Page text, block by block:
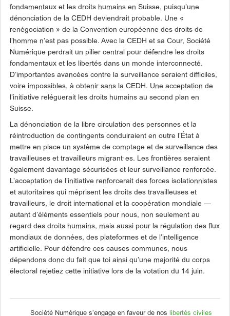
fondamentaux et les droits humains en Suisse, puisqu’une
dénonciation de la CEDH deviendrait probable. Une «
renégociation » de la Convention européenne des droits de
l’homme n’est pas possible. Avec la CEDH et sa Cour, Société
Numérique perdrait un pilier central pour défendre les droits
fondamentaux et les libertés dans un monde interconnecté.
D’importantes avancées contre la surveillance seraient difficiles,
voire impossibles, à obtenir sans la CEDH. Une acceptation de
l’initiative reléguerait les droits humains au second plan en
Suisse.
La dénonciation de la libre circulation des personnes et la
réintroduction de contingents conduiraient en outre l’État à
mettre en place un système de comptage et de surveillance des
travailleuses et travailleurs migrant·es. Les frontières seraient
également davantage sécurisées et leur surveillance renforcée.
L’acceptation de l’initiative renforcerait des forces isolationnistes
et autoritaires qui méprisent les droits des travailleuses et
travailleurs, le droit international et la coopération mondiale —
autant d’éléments essentiels pour nous, non seulement au
regard des droits humains, mais aussi pour la régulation des flux
mondiaux de données, des plateformes et de l’intelligence
artificielle. Pour défendre ces causes communes, nous
dépendons donc du fait que toi ainsi qu’une majorité du corps
électoral rejetiez cette initiative lors de la votation du 14 juin.
Société Numérique s’engage en faveur de nos
libertés civiles